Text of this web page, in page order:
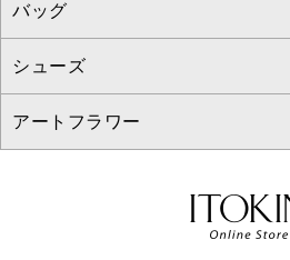
GIANNI LO GIUDICE
CHRISTIAN AUJARD
CHRISTIAN AUJARD Lサイズ
パーカー
タンクトップ・キャミソール
スウェット・ジャージー
サロペット・オールインワン
その他のパンツ
ショート・ミニ丈スカート
その他のスカート
セットアップ
セットアップジャケット
セットアップパンツ
セットアップワンピース
ピーコート
ダッフルコート
チェスターコート
マスク
ストール・マフラー・スヌード
ベルト・サスペンダー
すべてのアクセサリー
ネックレス
ピアス・イヤリング
ブローチ・コサージュ
バッグ
すべてのバッグ
トートバッグ
シューズ
すべてのシューズ
アートフラワー